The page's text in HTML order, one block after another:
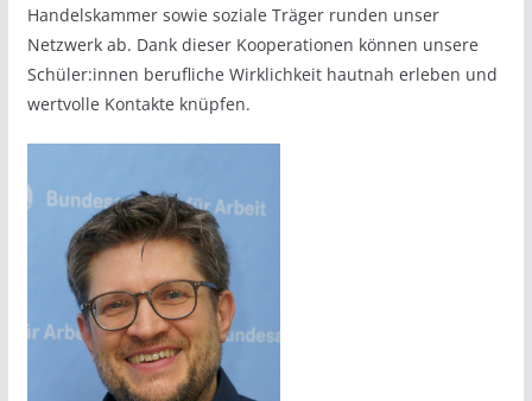
Handelskammer sowie soziale Träger runden unser
Netzwerk ab. Dank dieser Kooperationen können unsere
Schüler:innen berufliche Wirklichkeit hautnah erleben und
wertvolle Kontakte knüpfen.